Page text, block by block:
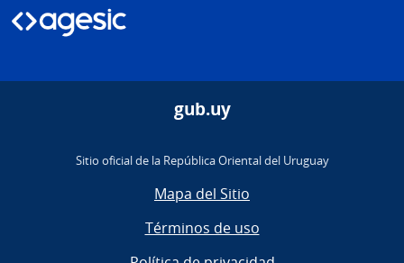
gub.uy
Sitio oficial de la República Oriental del Uruguay
Mapa del Sitio
Términos de uso